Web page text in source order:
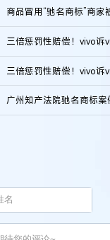
商品冒用“驰名商标”商家
三倍惩罚性赔偿！vivo诉
三倍惩罚性赔偿！vivo诉
广州知产法院驰名商标案